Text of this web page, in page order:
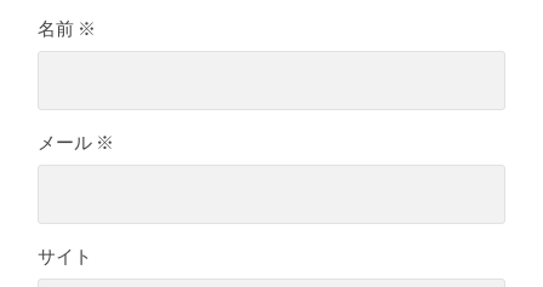
名前 ※
メール ※
サイト